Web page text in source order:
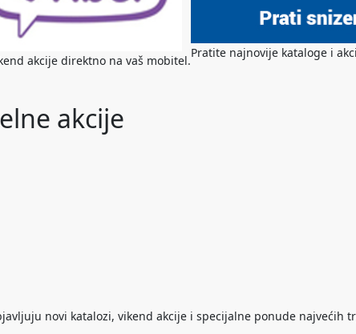
akcije direktno na vaš mobitel.
Pratite najnovije kataloge i
akcije
novi katalozi, vikend akcije i specijalne ponude najvećih